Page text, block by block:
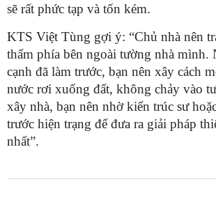
sẽ rất phức tạp và tốn kém.
KTS Việt Tùng gợi ý: “Chủ nhà nên
thấm phía bên ngoài tường nhà mình.
cạnh đã làm trước, bạn nên xây cách
nước rơi xuống đất, không chảy vào
xây nhà, bạn nên nhờ kiến trúc sư
trước hiện trạng để đưa ra giải pháp
nhất”.